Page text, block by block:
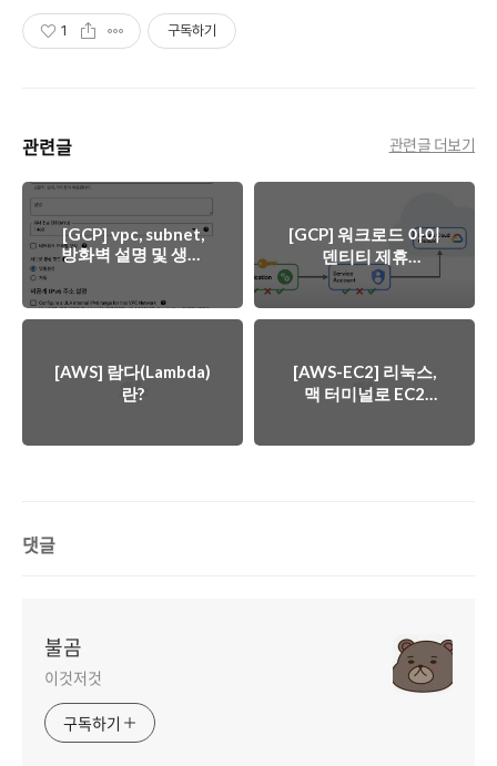
1 구독하기
관련글 관련글 더보기
[GCP] vpc, subnet,
방화벽 설명 및 생성
[GCP] 워크로드 아이
덴티티 제휴
(Workload Identity
Federation)
[AWS] 람다(Lambda)
란?
[AWS-EC2] 리눅스,
맥 터미널로 EC2
댓글
불곰
이것저것
구독하기